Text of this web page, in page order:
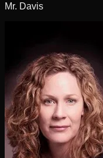
Mr. Davis